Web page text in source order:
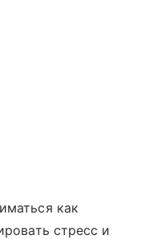
как
стресс и